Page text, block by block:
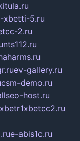
xbetti-5.ru
2.ru
ev-gallery.ru
csm-demo.ru
host.ru
e-abis1c.ru